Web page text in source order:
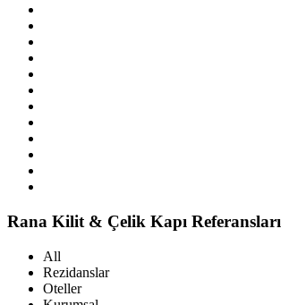
Rana Kilit & Çelik Kapı Referansları
All
Rezidanslar
Oteller